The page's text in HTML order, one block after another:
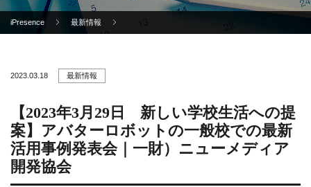
iPresence 最新情報
2023.03.18 最新情報
【2023年3月29日 新しい学校生活への提
案】アバターロボットの一般校での最新
活用事例発表会｜一財）ニューメディア
開発協会